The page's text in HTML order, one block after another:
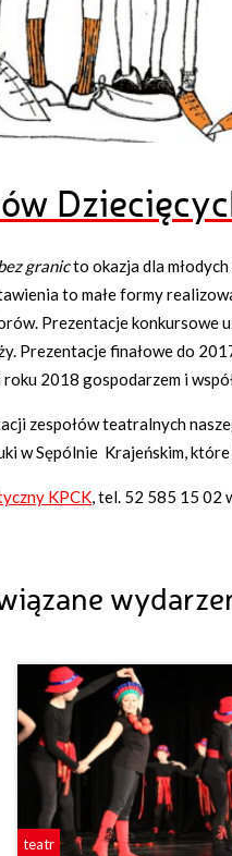
granicto okazja dla
to małe formy
Prezentacje
Prezentacje finałowe do
roku 2018 gospodarzem i
zespołów teatralnych
w Sępólnie Krajeńskim,
KPCK , tel. 52 585 15 02
teatr